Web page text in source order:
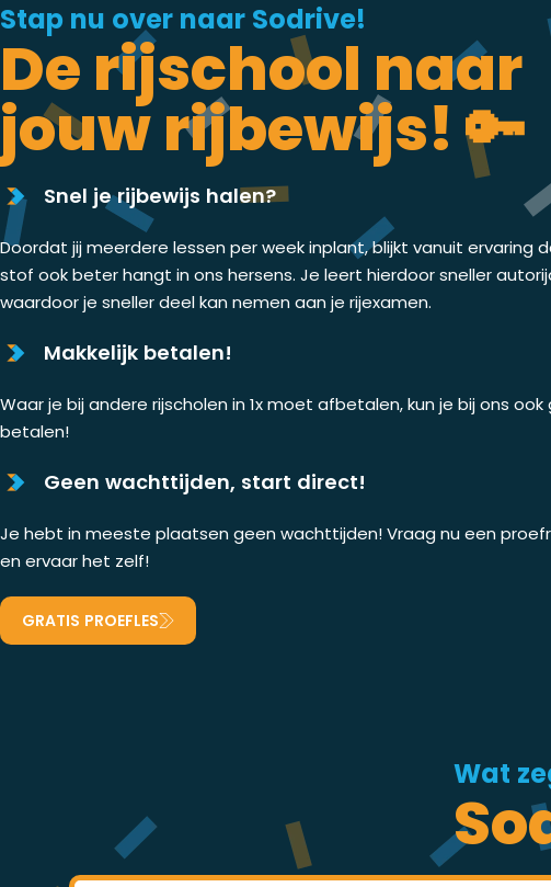
Stap nu over naar Sodrive!
De rijschool naar
jouw rijbewijs! 🔑
Snel je rijbewijs halen?
Doordat jij meerdere lessen per week inplant, blijkt vanuit ervaring
stof ook beter hangt in ons hersens. Je leert hierdoor sneller
waardoor je sneller deel kan nemen aan je rijexamen.
Makkelijk betalen!
Waar je bij andere rijscholen in 1x moet afbetalen, kun je bij ons ook
betalen!
Geen wachttijden, start direct!
Je hebt in meeste plaatsen geen wachttijden! Vraag nu een
en ervaar het zelf!
GRATIS PROEFLES
Wat